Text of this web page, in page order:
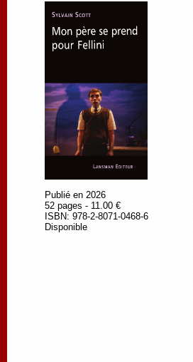
Publié en 2026
52 pages - 11.00 €
ISBN: 978-2-8071-0468-6
Disponible